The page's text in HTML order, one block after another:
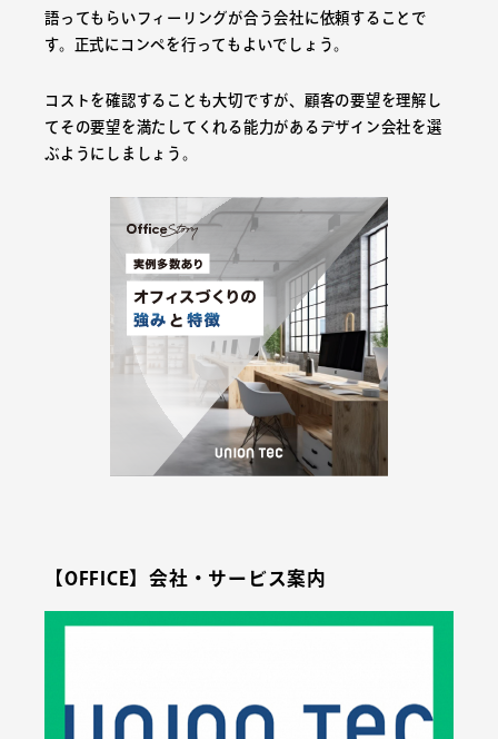
語ってもらいフィーリングが合う会社に依頼することで
す。正式にコンペを行ってもよいでしょう。
コストを確認することも大切ですが、顧客の要望を理解し
てその要望を満たしてくれる能力があるデザイン会社を選
ぶようにしましょう。
【OFFICE】会社・サービス案内